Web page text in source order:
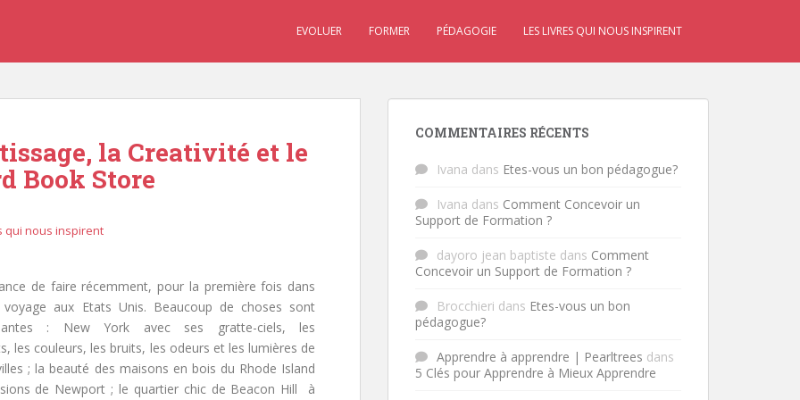
EVOLUER FORMER PÉDAGOGIE LES LIVRES QUI NOUS INSPIRENT
la Creativité et le
Book Store
qui nous inspirent
de faire récemment, pour la première fois dans
aux Etats Unis. Beaucoup de choses sont
: New York avec ses gratte-ciels, les
les couleurs, les bruits, les odeurs et les lumières de
; la beauté des maisons en bois du Rhode Island
de Newport ; le quartier chic de Beacon Hill à
COMMENTAIRES RÉCENTS
Ivana dans Etes-vous un bon pédagogue?
Ivana dans Comment Concevoir un
Support de Formation ?
dayoro jean baptiste dans Comment
Concevoir un Support de Formation ?
Brocchieri dans Etes-vous un bon
pédagogue?
Apprendre à apprendre | Pearltrees dans
5 Clés pour Apprendre à Mieux Apprendre